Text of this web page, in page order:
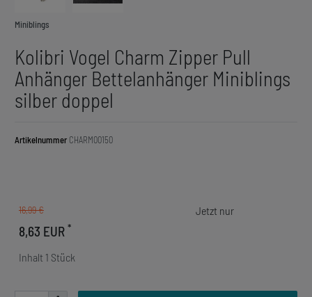
Miniblings
Kolibri Vogel Charm Zipper Pull
Anhänger Bettelanhänger Miniblings
silber doppel
Artikelnummer CHARM00150
16,99 €
8,63 EUR *
Inhalt 1 Stück